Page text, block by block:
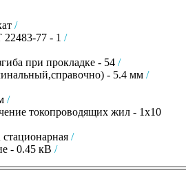
/
77 - 1 /
при прокладке - 54 /
- 5.4 мм /
/
токопроводящих жил - 1х10
/
- 0.45 кВ /